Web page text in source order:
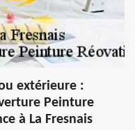
extérieure :
Peinture
à La Fresnais